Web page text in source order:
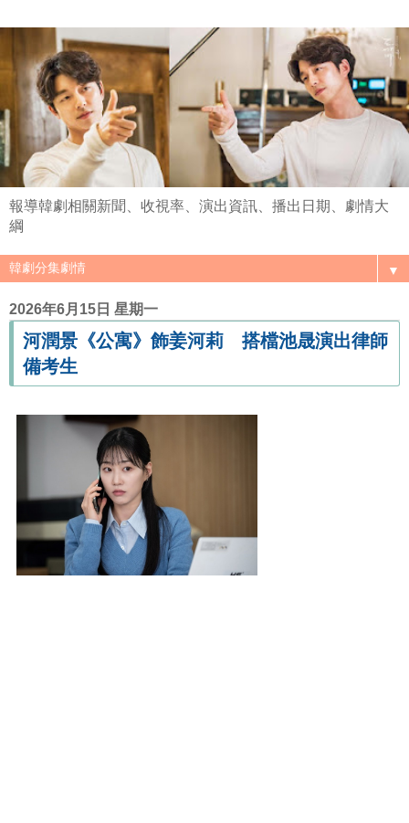
報導韓劇相關新聞、收視率、演出資訊、播出日期、劇情大
綱
▼
2026年6月15日 星期一
河潤景《公寓》飾姜河莉 搭檔池晟演出律師
備考生